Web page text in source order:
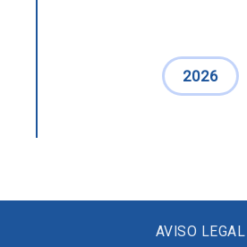
2026
AVISO LEGAL